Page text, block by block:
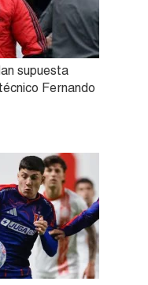
supuesta
Fernando